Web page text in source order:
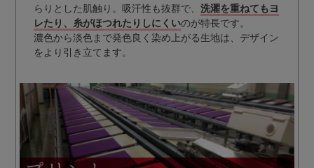
らりとした肌触り。吸汗性も抜群で、 洗濯を重ねてもヨ
レたり、糸がほつれたりしにくいのが特長です。
濃色から淡色まで発色良く染め上がる生地は、デザイン
をより引き立てます。